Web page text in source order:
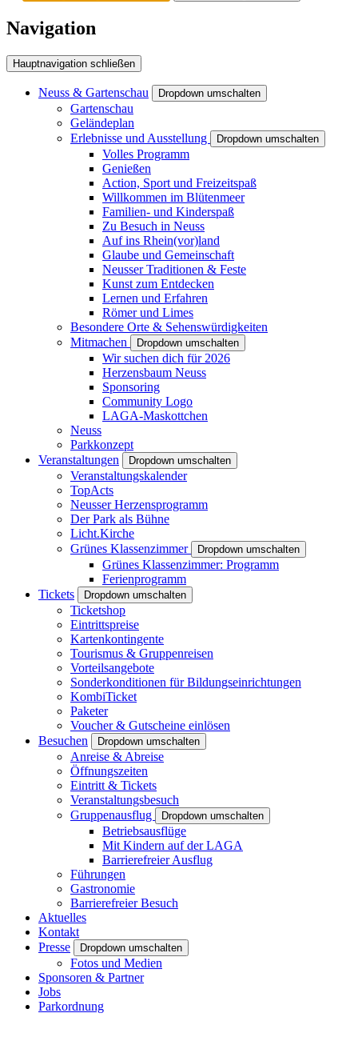
Navigation
Hauptnavigation schließen
Neuss & Gartenschau Dropdown umschalten
Gartenschau
Geländeplan
Erlebnisse und Ausstellung
Dropdown umschalten
Volles Programm
Genießen
Action, Sport und Freizeitspaß
Willkommen im Blütenmeer
Familien- und Kinderspaß
Zu Besuch in Neuss
Auf ins Rhein(vor)land
Glaube und Gemeinschaft
Neusser Traditionen & Feste
Kunst zum Entdecken
Lernen und Erfahren
Römer und Limes
Besondere Orte & Sehenswürdigkeiten
Mitmachen
Dropdown umschalten
Wir suchen dich für 2026
Herzensbaum Neuss
Sponsoring
Community Logo
LAGA-Maskottchen
Neuss
Parkkonzept
Veranstaltungen
Dropdown umschalten
Veranstaltungskalender
TopActs
Neusser Herzensprogramm
Der Park als Bühne
Licht.Kirche
Grünes Klassenzimmer
Dropdown umschalten
Grünes Klassenzimmer: Programm
Ferienprogramm
Tickets
Dropdown umschalten
Ticketshop
Eintrittspreise
Kartenkontingente
Tourismus & Gruppenreisen
Vorteilsangebote
Sonderkonditionen für Bildungseinrichtungen
KombiTicket
Paketer
Voucher & Gutscheine einlösen
Besuchen
Dropdown umschalten
Anreise & Abreise
Öffnungszeiten
Eintritt & Tickets
Veranstaltungsbesuch
Gruppenausflug
Dropdown umschalten
Betriebsausflüge
Mit Kindern auf der LAGA
Barrierefreier Ausflug
Führungen
Gastronomie
Barrierefreier Besuch
Aktuelles
Kontakt
Presse
Dropdown umschalten
Fotos und Medien
Sponsoren & Partner
Jobs
Parkordnung